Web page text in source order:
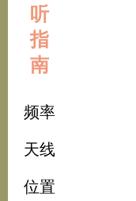
听
指
南
频率
天线
位置